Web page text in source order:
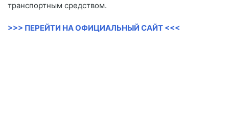
транспортным средством.
>>> ПЕРЕЙТИ НА ОФИЦИАЛЬНЫЙ САЙТ <<<